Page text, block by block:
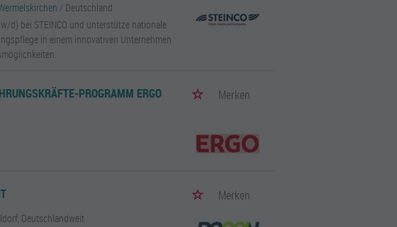
/ Deutschland
d) bei STEINCO und unterstütze nationale
in einem innovativen Unternehmen
PROGRAMM ERGO Merken
Merken
Deutschlandweit